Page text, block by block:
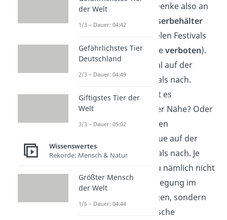
auffüllen kannst. Denke also an
einen großen
Wasserbehälter
(auf vielen Festivals
istGlasmittlerweileverboten).
Guck vorher einmal auf der
Website des Festivals nach.
Essen vor Ort : Gibt es
Essensstände
in der Nähe? Oder
vielleicht sogar einen
? Schaue auf der
Website des Festivals nach. Je
nachdem musst du nämlich nicht
die gesamte Verpflegung im
Vorhinein mitbringen, sondern
du kannst auch frische
der Welt
1/3 – Dauer: 04:42
Gefährlichstes Tier
Deutschland
2/3 – Dauer: 04:49
Giftigstes Tier der
Welt
3/3 – Dauer: 05:02
Wissenswertes
Rekorde: Mensch & Natur
Größter Mensch
der Welt
1/6 – Dauer: 04:44